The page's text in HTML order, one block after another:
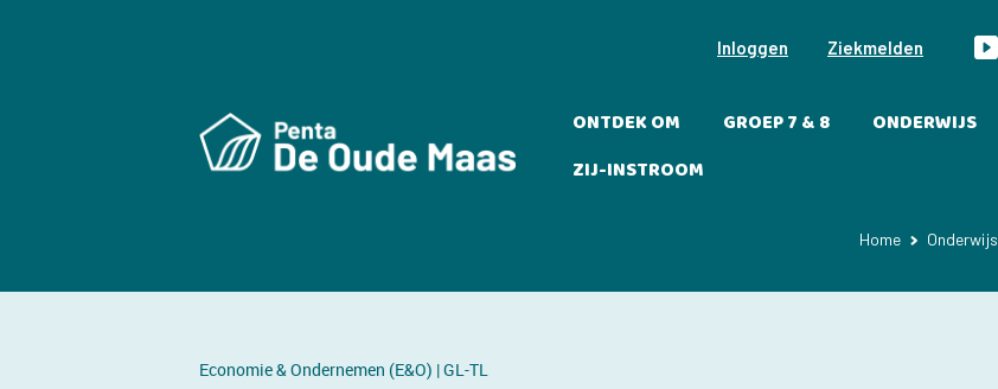
Inloggen Ziekmelden
ONTDEK OM GROEP 7 & 8 ONDERWIJS
ZIJ-INSTROOM
Home Onderwijs
Economie & Ondernemen (E&O) | GL-TL